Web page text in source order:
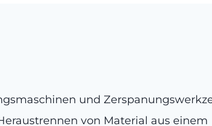
und
von Material aus einem